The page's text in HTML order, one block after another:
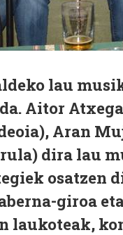
lau
Aitor
Aran
dira lau
osatzen
giroa
laukoteak,